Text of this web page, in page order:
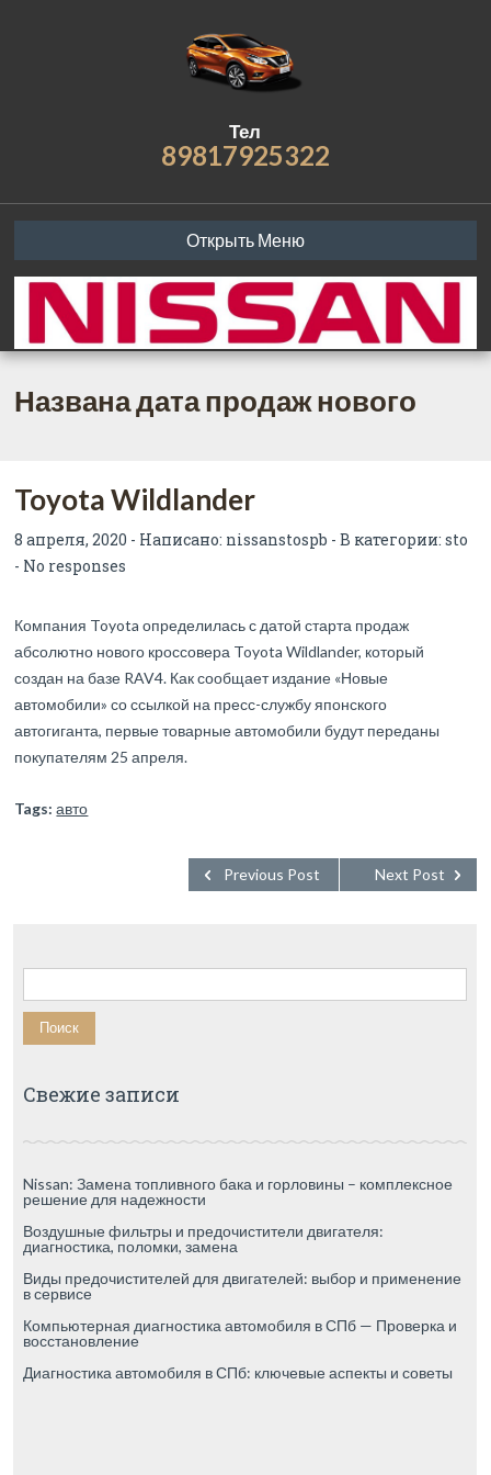
Тел
89817925322
Открыть Меню
Названа дата продаж нового
Toyota Wildlander
8 апреля, 2020 - Написано: nissanstospb - В категории:sto
- No responses
Компания Toyota определилась с датой старта продаж
абсолютно нового кроссовера Toyota Wildlander, который
создан на базе RAV4. Как сообщает издание «Новые
автомобили» со ссылкой на пресс-службу японского
автогиганта, первые товарные автомобили будут переданы
покупателям 25 апреля.
Tags: авто
Next Post
Previous Post
Найти:
Свежие записи
Nissan: Замена топливного бака и горловины – комплексное
решение для надежности
Воздушные фильтры и предочистители двигателя:
диагностика, поломки, замена
Виды предочистителей для двигателей: выбор и применение
в сервисе
Компьютерная диагностика автомобиля в СПб — Проверка и
восстановление
Диагностика автомобиля в СПб: ключевые аспекты и советы